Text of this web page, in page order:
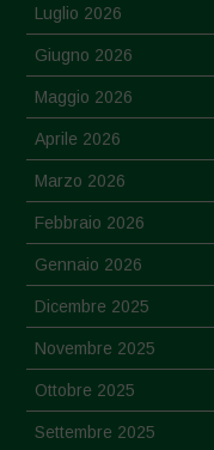
Luglio 2026
Giugno 2026
Maggio 2026
Aprile 2026
Marzo 2026
Febbraio 2026
Gennaio 2026
Dicembre 2025
Novembre 2025
Ottobre 2025
Settembre 2025